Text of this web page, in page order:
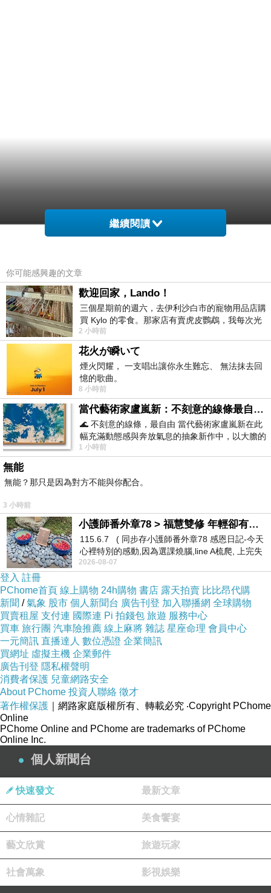
繼續閱讀
你可能感興趣的文章
歡迎回家，Lando！
三個星期前的週六，去伊利沙白市的寵物用品店購
買 Kylo 的零食。那家店有賣虎皮鸚鵡，我每次光
顧都會去看一下。他們偶爾會引進 C
2 小時前
花火が瞬いて
煙火閃耀， 一支唱出讓你永生難忘、 無法抹去回
憶的歌曲。
8 小時前
當代藝術家盧嵐新：不刻意的線條最自由，讓色彩流動、筆觸自己說話
🌊 不刻意的線條，最自由 當代藝術家盧嵐新在此
幅充滿動態感與奔放氣息的抽象新作中，以大膽的
藍色顏料在白色畫布上揮灑、壓印與流淌
1 小時前
無能
無能？那只是因為對方不能與你配合。
3 小時前
小護師番外章78 > 福慧雙修 年輕卻有個老靈魂 ㄑ金剛經〉podcast
115.6.7 ( 同步存小護師番外章78 感恩日記-今天
心裡特別的感動,因為選課燒腦,line A梳爬, 上完失
智課的她,特來傾
2026-08-07
登入 註冊
PChome首頁 線上購物 24h購物 書店 露天拍賣 比比昂代購
新聞 /氣象 股市 個人新聞台 廣告刊登 加入聯播網 全球購物
買賣租屋 支付連 國際連 Pi 拍錢包 旅遊 服務中心
買車 旅行團 汽車險推薦 線上麻將 雜誌 星座命理 會員中心
一元簡訊 直播達人 數位憑證 企業簡訊
買網址 虛擬主機 企業郵件
廣告刊登 隱私權聲明
消費者保護 兒童網路安全
About PChome 投資人聯絡 徵才
著作權保護 ｜網路家庭版權所有、轉載必究 ‧Copyright PChome
Online
PChome Online and PChome are trademarks of PChome
Online Inc.
個人新聞台
快速發文 最新文章
心情雜記 美食饗宴
藝文欣賞 旅遊玩家
社會萬象 影視娛樂